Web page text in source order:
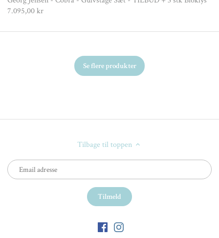
7.095,00 kr
Se flere produkter
Tilbage til toppen